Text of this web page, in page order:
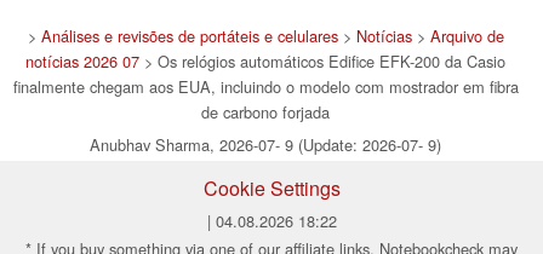
> Análises e revisões de portáteis e celulares> Notícias> Arquivo de
notícias 2026 07 > Os relógios automáticos Edifice EFK-200 da Casio
finalmente chegam aos EUA, incluindo o modelo com mostrador em fibra
de carbono forjada
Anubhav Sharma, 2026-07- 9 (Update: 2026-07- 9)
Cookie Settings
| 04.08.2026 18:22
* If you buy something via one of our affiliate links, Notebookcheck may